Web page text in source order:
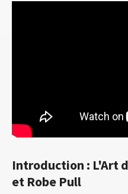
Introduction : L'Art
et Robe Pull